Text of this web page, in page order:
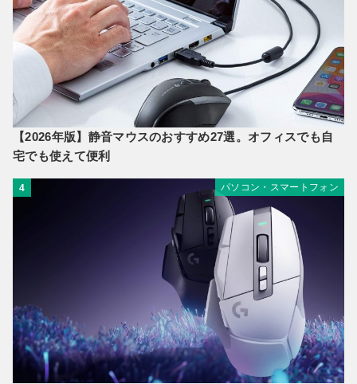
【2026年版】静音マウスのおすすめ27選。オフィスでも自
宅でも使えて便利
4 パソコン・スマートフォン